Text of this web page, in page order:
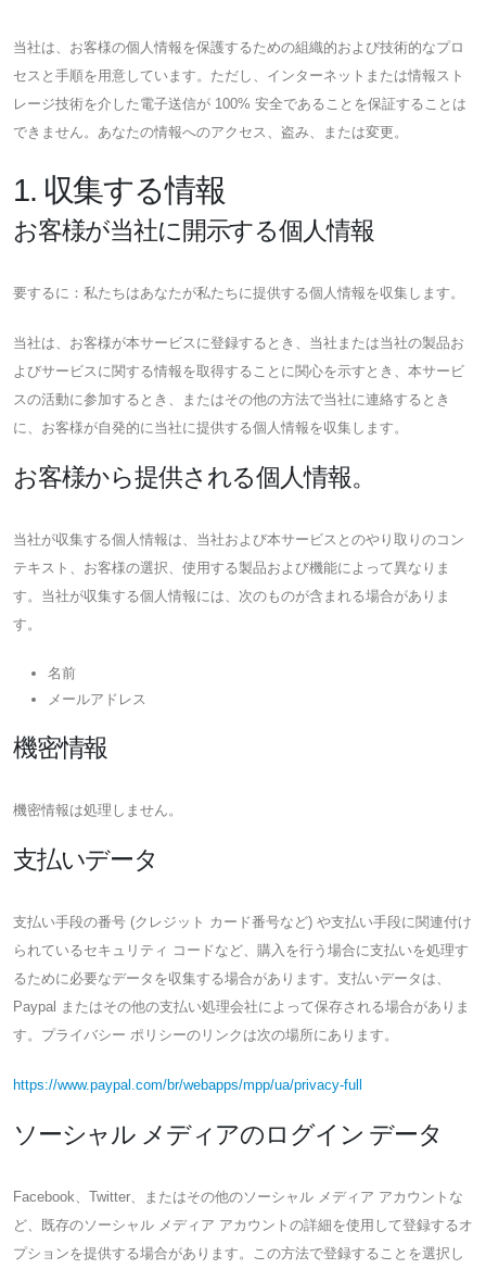
当社は、お客様の個人情報を保護するための組織的および技術的なプロ
セスと手順を用意しています。ただし、インターネットまたは情報スト
レージ技術を介した電子送信が 100% 安全であることを保証することは
できません。あなたの情報へのアクセス、盗み、または変更。
1. 収集する情報
お客様が当社に開示する個人情報
要するに：私たちはあなたが私たちに提供する個人情報を収集します。
当社は、お客様が本サービスに登録するとき、当社または当社の製品お
よびサービスに関する情報を取得することに関心を示すとき、本サービ
スの活動に参加するとき、またはその他の方法で当社に連絡するとき
に、お客様が自発的に当社に提供する個人情報を収集します。
お客様から提供される個人情報。
当社が収集する個人情報は、当社および本サービスとのやり取りのコン
テキスト、お客様の選択、使用する製品および機能によって異なりま
す。当社が収集する個人情報には、次のものが含まれる場合がありま
す。
名前
メールアドレス
機密情報
機密情報は処理しません。
支払いデータ
支払い手段の番号 (クレジット カード番号など) や支払い手段に関連付け
られているセキュリティ コードなど、購入を行う場合に支払いを処理す
るために必要なデータを収集する場合があります。支払いデータは、
Paypal またはその他の支払い処理会社によって保存される場合がありま
す。プライバシー ポリシーのリンクは次の場所にあります。
https://www.paypal.com/br/webapps/mpp/ua/privacy-full
ソーシャル メディアのログイン データ
Facebook、Twitter、またはその他のソーシャル メディア アカウントな
ど、既存のソーシャル メディア アカウントの詳細を使用して登録するオ
プションを提供する場合があります。この方法で登録することを選択し